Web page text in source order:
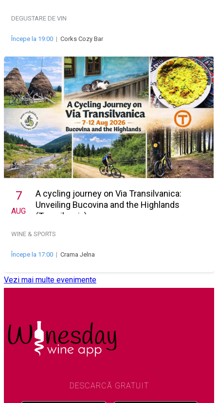
DEGUSTARE DE VIN
Începe la 19:00 | Corks Cozy Bar
7
AUG
A cycling journey on Via Transilvanica:
Unveiling Bucovina and the Highlands
(Transilvania)
WINE & SPORTS
Începe la 17:00 | Crama Jelna
Vezi mai multe evenimente
DESCARCĂ GRATUIT